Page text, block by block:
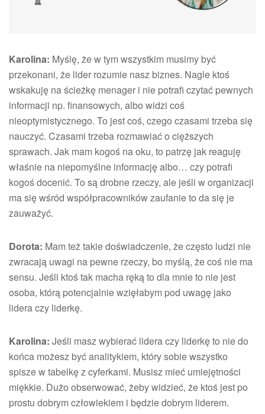
Karolina: Myślę, że w tym wszystkim musimy być
przekonani, że lider rozumie nasz biznes. Nagle ktoś
wskakuję na ścieżkę menager i nie potrafi czytać pewnych
informacji np. finansowych, albo widzi coś
nieoptymistycznego. To jest coś, czego czasami trzeba się
nauczyć. Czasami trzeba rozmawiać o cięższych
sprawach. Jak mam kogoś na oku, to patrzę jak reaguję
właśnie na niepomyślne informację albo… czy potrafi
kogoś docenić. To są drobne rzeczy, ale jeśli w organizacji
ma się wśród współpracowników zaufanie to da się je
zauważyć.
Dorota: Mam też takie doświadczenie, że często ludzi nie
zwracają uwagi na pewne rzeczy, bo myślą, że coś nie ma
sensu. Jeśli ktoś tak macha ręką to dla mnie to nie jest
osoba, którą potencjalnie wzięłabym pod uwagę jako
lidera czy liderkę.
Karolina: Jeśli masz wybierać lidera czy liderkę to nie do
końca możesz być analitykiem, który sobie wszystko
spisze w tabelkę z cyferkami. Musisz mieć umiejętności
miękkie. Dużo obserwować, żeby widzieć, że ktoś jest po
prostu dobrym człowiekiem i będzie dobrym liderem.